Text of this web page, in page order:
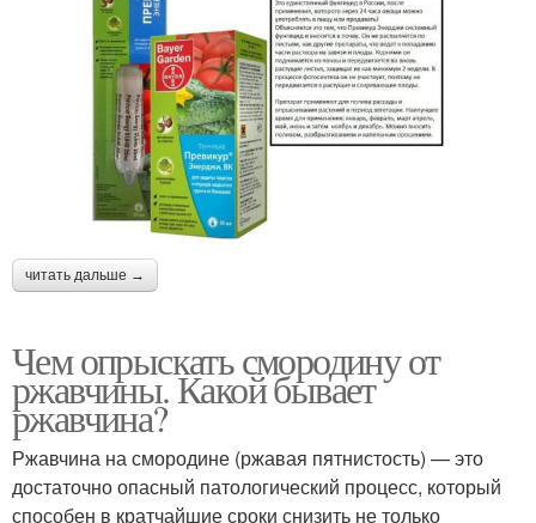
читать дальше →
Чем опрыскать смородину от
ржавчины. Какой бывает
ржавчина?
Ржавчина на смородине (ржавая пятнистость) — это
достаточно опасный патологический процесс, который
способен в кратчайшие сроки снизить не только